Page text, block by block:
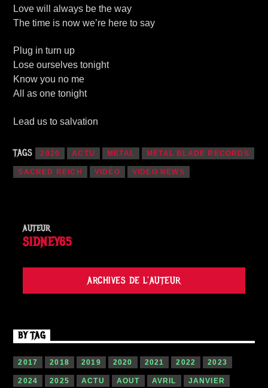
Love will always be the way
The time is now we’re here to say
Plug in turn up
Lose ourselves tonight
Know you no me
All as one tonight
Lead us to salvation
TAGS 2020 ACTU METAL METAL BLADE RECORDS
SACRED REICH VIDÉO VIDEO NEWS
AUTEUR
SIDNEY65
ARCHIVES DE L'AUTEUR
BY TAG
2017 2018 2019 2020 2021 2022 2023
2024 2025 ACTU AOUT AVRIL JANVIER